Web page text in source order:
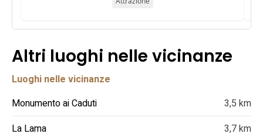
Altri luoghi nelle vicinanze
Luoghi nelle vicinanze
Monumento ai Caduti
3,5 km
La Lama
3,7 km